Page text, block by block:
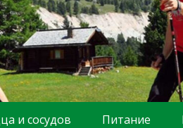
и сосудов Питание